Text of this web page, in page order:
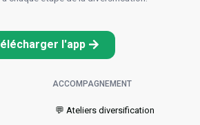
l'app
ACCOMPAGNEMENT
💬 Ateliers diversification